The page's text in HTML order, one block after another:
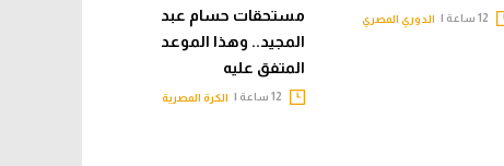
الدوري المصري
مستحقات حسام عبد
المجيد.. وهذا الموعد
المتفق عليه
الكرة المصرية